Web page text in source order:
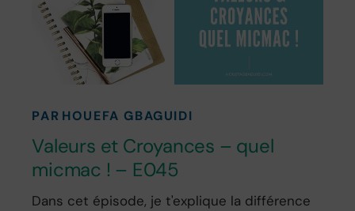
PAR HOUEFA GBAGUIDI
Valeurs et Croyances – quel
micmac ! – E045
Dans cet épisode, je t'explique la différence